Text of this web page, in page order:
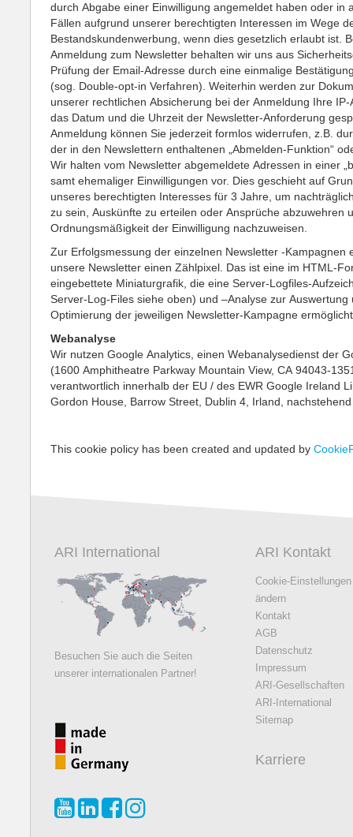
durch Abgabe einer Einwilligung angemeldet haben oder in
Fällen aufgrund unserer berechtigten Interessen im Wege
Bestandskundenwerbung, wenn dies gesetzlich erlaubt ist.
Anmeldung zum Newsletter behalten wir uns aus
Prüfung der Email-Adresse durch eine einmalige
(sog. Double-opt-in Verfahren). Weiterhin werden zur
unserer rechtlichen Absicherung bei der Anmeldung Ihre IP-
das Datum und die Uhrzeit der Newsletter-Anforderung
Anmeldung können Sie jederzeit formlos widerrufen, z.B.
der in den Newslettern enthaltenen „Abmelden-Funktion“
Wir halten vom Newsletter abgemeldete Adressen in einer
samt ehemaliger Einwilligungen vor. Dies geschieht auf
unseres berechtigten Interesses für 3 Jahre, um
zu sein, Auskünfte zu erteilen oder Ansprüche abzuwehren
Ordnungsmäßigkeit der Einwilligung nachzuweisen.
Zur Erfolgsmessung der einzelnen Newsletter -Kampagnen
unsere Newsletter einen Zählpixel. Das ist eine im HTML-
eingebettete Miniaturgrafik, die eine Server-Logfiles-
Server-Log-Files siehe oben) und –Analyse zur Auswertung
Optimierung der jeweiligen Newsletter-Kampagne
Webanalyse
Wir nutzen Google Analytics, einen Webanalysedienst der
(1600 Amphitheatre Parkway Mountain View, CA 94043-
verantwortlich innerhalb der EU / des EWR Google Ireland
Gordon House, Barrow Street, Dublin 4, Irland, nachstehend
This cookie policy has been created and updated by
ARI International
Besuchen Sie auch die Seiten
unserer internationalen Partner!
ARI Kontakt
Cookie-Einstellungen
ändern
Kontakt
AGB
Datenschutz
Impressum
ARI-Gesellschaften
ARI-International
Sitemap
Karriere